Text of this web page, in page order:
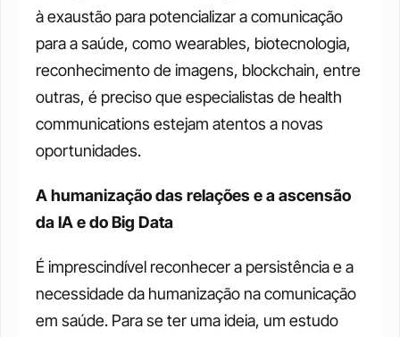
à exaustão para potencializar a comunicação
para a saúde, como wearables, biotecnologia,
reconhecimento de imagens, blockchain, entre
outras, é preciso que especialistas de health
communications estejam atentos a novas
oportunidades.
A humanização das relações e a ascensão
da IA e do Big Data
É imprescindível reconhecer a persistência e a
necessidade da humanização na comunicação
em saúde. Para se ter uma ideia, um estudo